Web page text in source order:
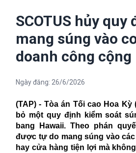
SCOTUS hủy quy
mang súng vào
doanh công cộng
Ngày đăng: 26/6/2026
(TAP) - Tòa án Tối cao Hoa Kỳ
bỏ một quy định kiểm soát
bang Hawaii. Theo phán
được tự do mang súng vào
hay cửa hàng tiện lợi mà